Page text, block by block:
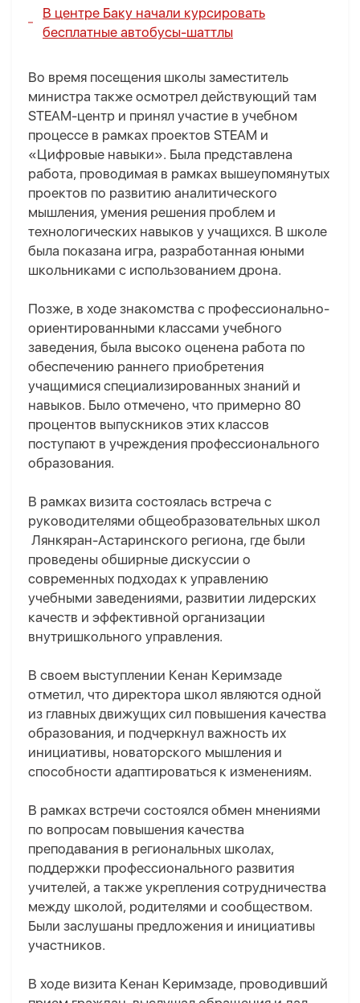
В центре Баку начали курсировать
бесплатные автобусы-шаттлы
Во время посещения школы заместитель
министра также осмотрел действующий там
STEAM-центр и принял участие в учебном
процессе в рамках проектов STEAM и
«Цифровые навыки». Была представлена ​​
работа, проводимая в рамках вышеупомянутых
проектов по развитию аналитического
мышления, умения решения проблем и
технологических навыков у учащихся. В школе
была показана игра, разработанная юными
школьниками с использованием дрона.
Позже, в ходе знакомства с профессионально-
ориентированными классами учебного
заведения, была высоко оценена работа по
обеспечению раннего приобретения
учащимися специализированных знаний и
навыков. Было отмечено, что примерно 80
процентов выпускников этих классов
поступают в учреждения профессионального
образования.
В рамках визита состоялась встреча с
руководителями общеобразовательных школ
Лянкяран-Астаринского региона, где были
проведены обширные дискуссии о
современных подходах к управлению
учебными заведениями, развитии лидерских
качеств и эффективной организации
внутришкольного управления.
В своем выступлении Кенан Керимзаде
отметил, что директора школ являются одной
из главных движущих сил повышения качества
образования, и подчеркнул важность их
инициативы, новаторского мышления и
способности адаптироваться к изменениям.
В рамках встречи состоялся обмен мнениями
по вопросам повышения качества
преподавания в региональных школах,
поддержки профессионального развития
учителей, а также укрепления сотрудничества
между школой, родителями и сообществом.
Были заслушаны предложения и инициативы
участников.
В ходе визита Кенан Керимзаде, проводивший